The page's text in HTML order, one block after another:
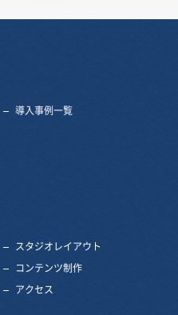
導入事例一覧
スタジオレイアウト
コンテンツ制作
アクセス